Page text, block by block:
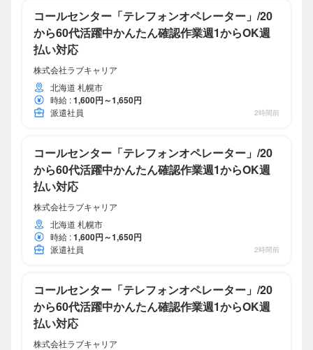
コールセンター「テレフォンオペレーター」/20
から60代活躍中かんたん確認作業週1からOK週
払い対応
株式会社ラブキャリア
北海道 札幌市
時給 :1,600円～1,650円
派遣社員 2時間前
コールセンター「テレフォンオペレーター」/20
から60代活躍中かんたん確認作業週1からOK週
払い対応
株式会社ラブキャリア
北海道 札幌市
時給 :1,600円～1,650円
派遣社員 2時間前
コールセンター「テレフォンオペレーター」/20
から60代活躍中かんたん確認作業週1からOK週
払い対応
株式会社ラブキャリア